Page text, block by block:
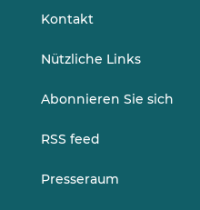
Kontakt
Nützliche Links
Abonnieren Sie sich
RSS feed
Presseraum